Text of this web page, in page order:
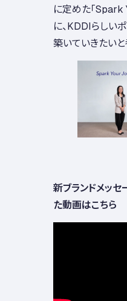
に定めた「
に、KDDIらしい
築いていきたいと
新ブランドメッ
た動画はこちら